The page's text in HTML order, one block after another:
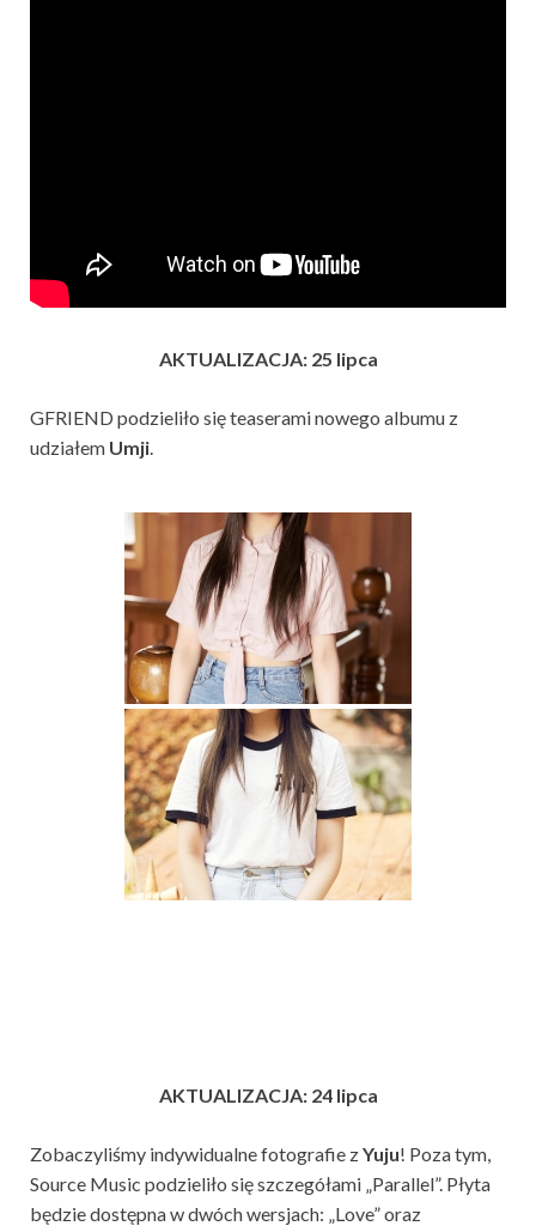
AKTUALIZACJA: 25 lipca
GFRIEND podzieliło się teaserami nowego albumu z
udziałem Umji.
AKTUALIZACJA: 24 lipca
Zobaczyliśmy indywidualne fotografie zYuju! Poza tym,
Source Music podzieliło się szczegółami „Parallel”. Płyta
będzie dostępna w dwóch wersjach: „Love” oraz